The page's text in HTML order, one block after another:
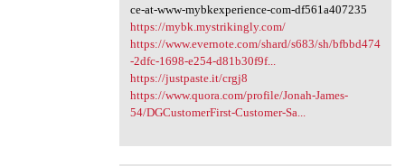
ce-at-www-mybkexperience-com-df561a407235
https://mybk.mystrikingly.com/
https://www.evernote.com/shard/s683/sh/bfbbd474
-2dfc-1698-e254-d81b30f9f...
https://justpaste.it/crgj8
https://www.quora.com/profile/Jonah-James-
54/DGCustomerFirst-Customer-Sa...